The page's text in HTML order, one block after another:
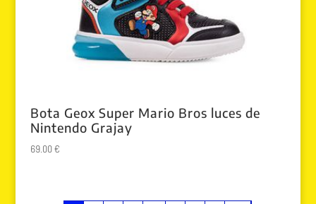
Bota Geox Super Mario Bros luces de
Nintendo Grajay
69.00€